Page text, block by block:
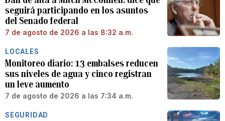
seguirá participando en los asuntos
del Senado federal
7 de agosto de 2026 a las 8:32 a.m.
LOCALES
Monitoreo diario: 13 embalses reducen
sus niveles de agua y cinco registran
un leve aumento
7 de agosto de 2026 a las 7:34 a.m.
SEGURIDAD